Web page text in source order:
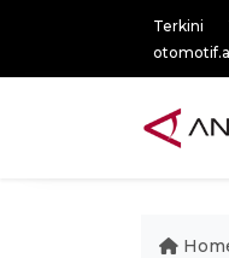
Terkini